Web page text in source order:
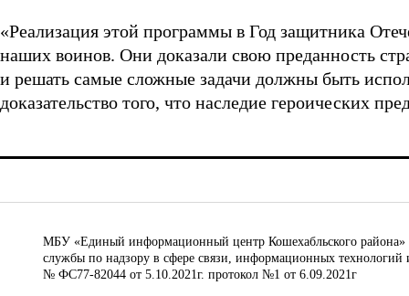
«Реализация этой программы в Год защитника
наших воинов. Они доказали свою преданность
и решать самые сложные задачи должны быть
доказательство того, что наследие героических
МБУ «Единый информационный центр Кошехабльского района»
службы по надзору в сфере связи, информационных
№ ФС77-82044 от 5.10.2021г. протокол №1 от 6.09.2021г